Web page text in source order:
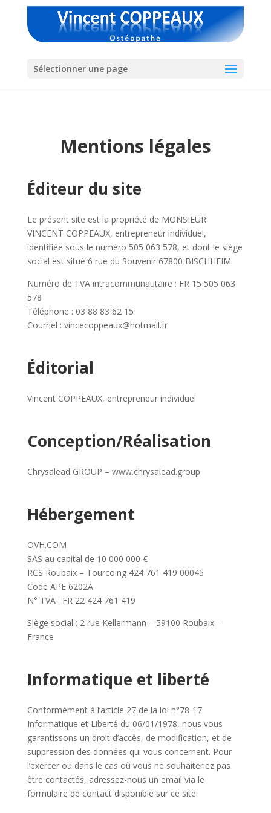
Sélectionner une page
Mentions légales
Éditeur du site
Le présent site est la propriété de MONSIEUR
VINCENT COPPEAUX, entrepreneur individuel,
identifiée sous le numéro 505 063 578, et dont le siège
social est situé 6 rue du Souvenir 67800 BISCHHEIM.
Numéro de TVA intracommunautaire : FR 15 505 063
578
Téléphone : 03 88 83 62 15
Courriel : vincecoppeaux@hotmail.fr
Éditorial
Vincent COPPEAUX, entrepreneur individuel
Conception/Réalisation
Chrysalead GROUP – www.chrysalead.group
Hébergement
OVH.COM
SAS au capital de 10 000 000 €
RCS Roubaix – Tourcoing 424 761 419 00045
Code APE 6202A
N° TVA : FR 22 424 761 419
Siège social : 2 rue Kellermann – 59100 Roubaix –
France
Informatique et liberté
Conformément à l’article 27 de la loi n°78-17
Informatique et Liberté du 06/01/1978, nous vous
garantissons un droit d’accès, de modification, et de
suppression des données qui vous concernent. Pour
l’exercer ou dans le cas où vous ne souhaiteriez pas
être contactés, adressez-nous un email via le
formulaire de contact disponible sur ce site.